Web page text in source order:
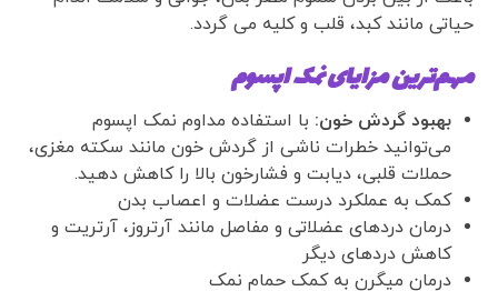
حیاتی مانند کبد، قلب و کلیه می گردد.
مهم‌ترین مزایای نمک اپسوم
بهبود گردش خون: با استفاده مداوم نمک اپسوم
می‌توانید خطرات ناشی از گردش خون مانند سکته مغزی،
حملات قلبی، دیابت و فشارخون بالا را کاهش دهید.
کمک به عملکرد درست عضلات و اعصاب بدن
درمان درد‌های عضلاتی و مفاصل مانند آرتروز، آرتریت و
کاهش درد‌های دیگر
درمان میگرن به کمک حمام نمک